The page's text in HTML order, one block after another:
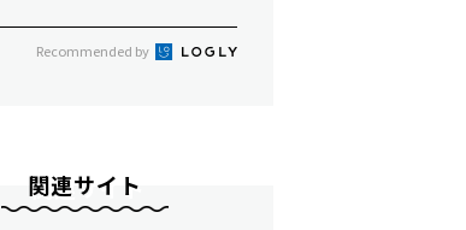
Recommended by
関連サイト